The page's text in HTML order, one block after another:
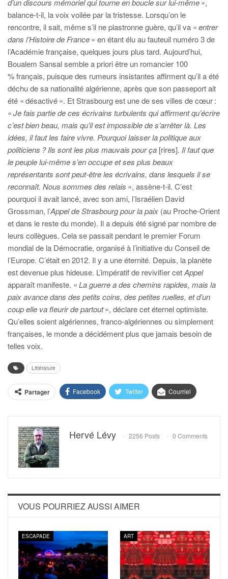
d’un discours mémoriel qui tourne en boucle sur lui-même»,
balance-t-il, la voix voilée par la tristesse. Lorsqu’on le
rencontre, il sait, même s’il ne plastronne guère, qu’il va «entrer
dans l’Histoire de France» en étant élu au fauteuil numéro 3 de
l’Académie française, quelques jours plus tard. Aujourd’hui,
Boualem Sansal semble a priori être un romancier 100
% français, puisque des rumeurs insistantes affirment qu’il a été
déchu de sa nationalité algérienne, après que son passeport ait
été « désactivé ». Et Strasbourg est une de ses villes de cœur :
«Je fais partie de ces écrivains turbulents qui affirment qu’écrire
c’est bien beau, mais qu’il est impossible de s’arrêter là. Les
idées, il faut les faire vivre. Pourquoi laisser la politique aux
politiciens ? Ils sont les plus mauvais pour ça [rires]. Il faut que
le peuple lui-même s’en occupe et ses plus beaux
représentants sont peut-être les écrivains, dans lesquels il se
reconnaît. Nous sommes des relais », assène-t-il. C’est
pourquoi il avait lancé, avec son ami, l’Israélien David
Grossman, l’Appel de Strasbourg pour la paix (au Proche-Orient
et dans le reste du monde). Il a depuis été signé par nombre de
leurs collègues. Cela se passait pendant le premier Forum
mondial de la Démocratie, organisé à l’initiative du Conseil de
l’Europe. C’était en 2012. Il y a une éternité. Depuis, la planète
est devenue plus hideuse. L’impératif de revivifier cetAppel
apparaît manifeste. «La guerre a des chemins rapides, mais la
paix avance dans des petits coins, des petites ruelles, et d’un
coup elle va fleurir de partout», déclare cet éternel optimiste.
Qu’elles soient algériennes, franco-algériennes ou simplement
françaises, le monde a décidément plus que jamais besoin de
telles voix.
Littérature
Partager Facebook Twitter Courriel
Hervé Lévy 2256 Posts 0 Comments
VOUS POURRIEZ AUSSI AIMER
ESCAPADE ART